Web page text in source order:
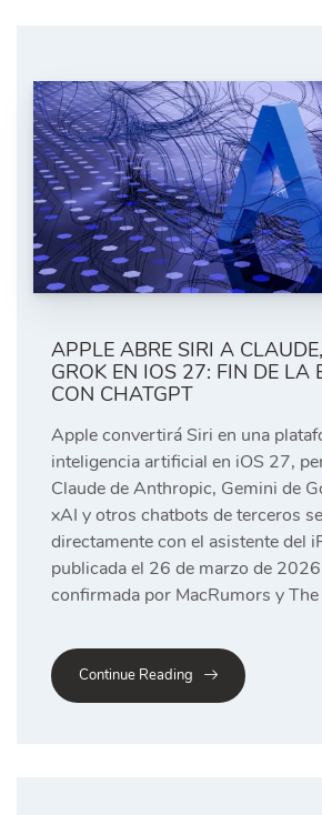
APPLE ABRE SIRI A
GROK EN IOS 27: FIN DE LA
CON CHATGPT
Apple convertirá Siri en una
inteligencia artificial en iOS 27,
Claude de Anthropic, Gemini de
xAI y otros chatbots de terceros
directamente con el asistente del
publicada el 26 de marzo de
confirmada por MacRumors y
Continue Reading